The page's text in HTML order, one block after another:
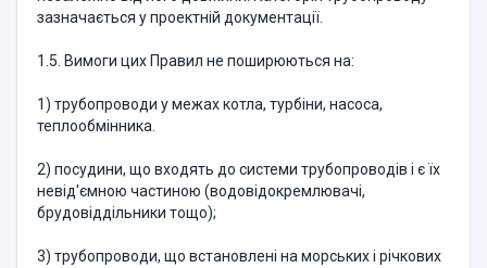
зазначається у проектній документації.
1.5. Вимоги цих Правил не поширюються на:
1) трубопроводи у межах котла, турбіни, насоса,
теплообмінника.
2) посудини, що входять до системи трубопроводів і є їх
невід'ємною частиною (водовідокремлювачі,
брудовіддільники тощо);
3) трубопроводи, що встановлені на морських і річкових